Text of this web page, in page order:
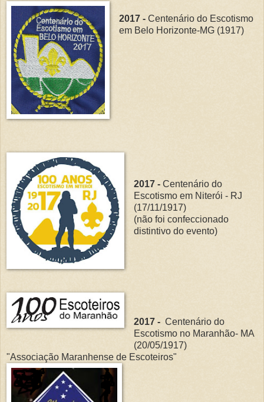
2017 -Centenário do Escotismo
em Belo Horizonte-MG (1917)
2017 - Centenário do
Escotismo em Niterói - RJ
(17/11/1917)
(não foi confeccionado
distintivo do evento)
2017 -Centenário do
Escotismo no Maranhão- MA
(20/05/1917)
"Associação Maranhense de Escoteiros"